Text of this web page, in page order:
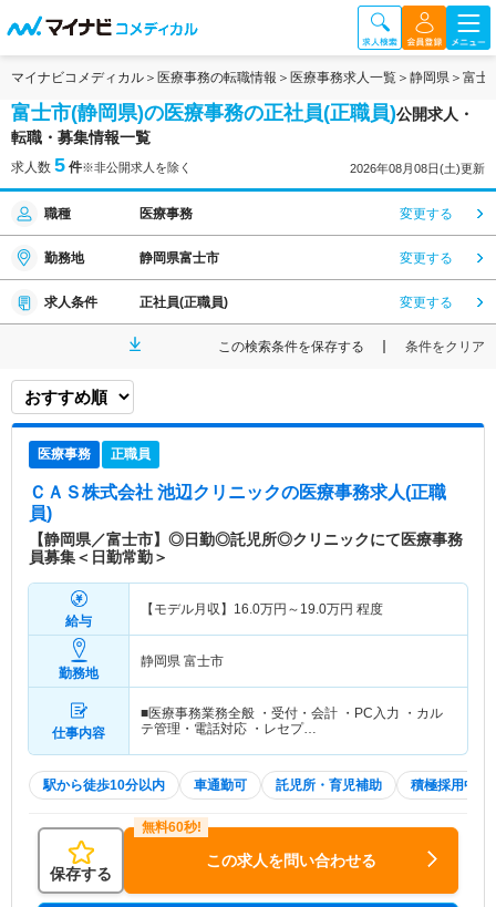
マイナビコメディカル 医療事務の転職情報 医療事務求人一覧 静岡県 富士
富士市(静岡県)の医療事務の正社員(正職員)公開求人・
転職・募集情報一覧
求人数 5 件※非公開求人を除く 2026年08月08日(土)更新
職種 医療事務 変更する
勤務地 静岡県富士市 変更する
求人条件 正社員(正職員) 変更する
この検索条件を保存する 条件をクリア
医療事務 正職員
ＣＡＳ株式会社 池辺クリニックの医療事務求人(正職
員)
【静岡県／富士市】◎日勤◎託児所◎クリニックにて医療事務
員募集＜日勤常勤＞
給与
【モデル月収】 16.0万円～ 19.0万円 程度
勤務地
静岡県 富士市
仕事内容
■医療事務業務全般 ・受付・会計 ・PC入力 ・カル
テ管理・電話対応 ・レセプ…
駅から徒歩10分以内 車通勤可 託児所・育児補助 積極採用中
保存する
この求人を問い合わせる